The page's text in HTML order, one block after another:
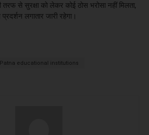
से सुरक्षा को लेकर कोई ठोस भरोसा नहीं मिलता,
लगातार जारी रहेगा।
Patna educational institutions